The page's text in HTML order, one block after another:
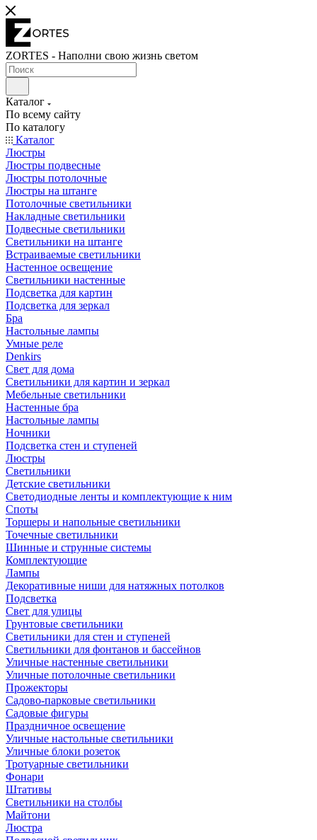
ZORTES - Наполни свою жизнь светом
Каталог
По всему сайту
По каталогу
Каталог
Люстры
Люстры подвесные
Люстры потолочные
Люстры на штанге
Потолочные светильники
Накладные светильники
Подвесные светильники
Светильники на штанге
Встраиваемые светильники
Настенное освещение
Светильники настенные
Подсветка для картин
Подсветка для зеркал
Бра
Настольные лампы
Умные реле
Denkirs
Свет для дома
Светильники для картин и зеркал
Мебельные светильники
Настенные бра
Настольные лампы
Ночники
Подсветка стен и ступеней
Люстры
Светильники
Детские светильники
Светодиодные ленты и комплектующие к ним
Споты
Торшеры и напольные светильники
Точечные светильники
Шинные и струнные системы
Комплектующие
Лампы
Декоративные ниши для натяжных потолков
Подсветка
Свет для улицы
Грунтовые светильники
Светильники для стен и ступеней
Светильники для фонтанов и бассейнов
Уличные настенные светильники
Уличные потолочные светильники
Прожекторы
Садово-парковые светильники
Садовые фигуры
Праздничное освещение
Уличные настольные светильники
Уличные блоки розеток
Тротуарные светильники
Фонари
Штативы
Светильники на столбы
Майтони
Люстра